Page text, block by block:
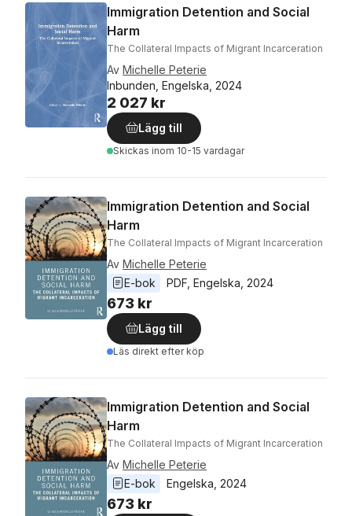
Immigration Detention and Social
Harm
The Collateral Impacts of Migrant Incarceration
Av Michelle Peterie
Inbunden, Engelska, 2024
2 027 kr
Lägg till
Skickas inom 10-15 vardagar
Immigration Detention and Social
Harm
The Collateral Impacts of Migrant Incarceration
Av Michelle Peterie
E-bok
PDF Engelska 2024
673 kr
Lägg till
Läs direkt efter köp
Immigration Detention and Social
Harm
The Collateral Impacts of Migrant Incarceration
Av Michelle Peterie
E-bok
Engelska 2024
673 kr